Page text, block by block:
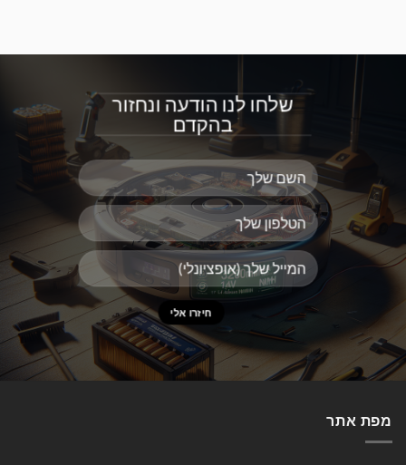
שלחו לנו הודעה ונחזור
בהקדם
מפת אתר